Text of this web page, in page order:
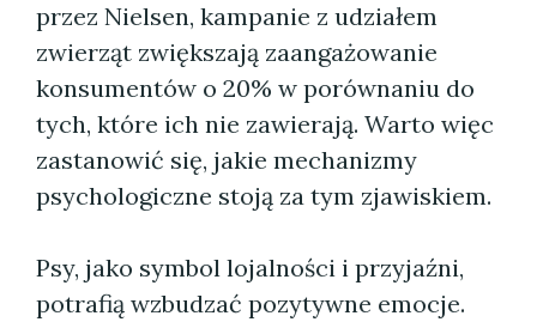
przez Nielsen, kampanie z udziałem
zwierząt zwiększają zaangażowanie
konsumentów o 20% w porównaniu do
tych, które ich nie zawierają. Warto więc
zastanowić się, jakie mechanizmy
psychologiczne stoją za tym zjawiskiem.
Psy, jako symbol lojalności i przyjaźni,
potrafią wzbudzać pozytywne emocje.